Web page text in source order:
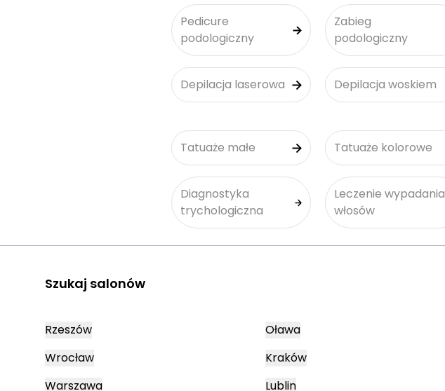
Pedicure
podologiczny
Zabieg
podologiczny
Depilacja laserowa Depilacja woskiem
Tatuaże małe Tatuaże kolorowe
Diagnostyka
trychologiczna
Leczenie wypadania
włosów
Szukaj salonów
Rzeszów
Wrocław
Warszawa
Oława
Kraków
Lublin